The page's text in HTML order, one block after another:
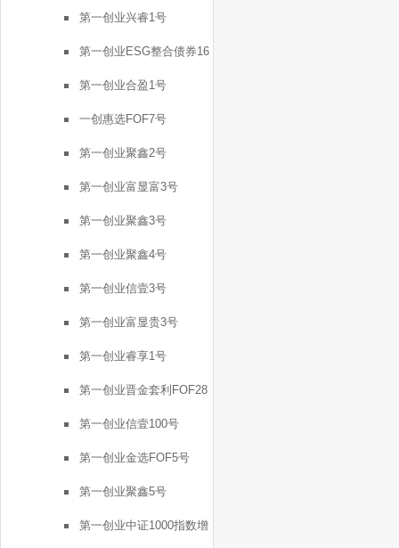
第一创业兴睿1号
第一创业ESG整合债券16
号
第一创业合盈1号
一创惠选FOF7号
第一创业聚鑫2号
第一创业富显富3号
第一创业聚鑫3号
第一创业聚鑫4号
第一创业信壹3号
第一创业富显贵3号
第一创业睿享1号
第一创业晋金套利FOF28
号
第一创业信壹100号
第一创业金选FOF5号
第一创业聚鑫5号
第一创业中证1000指数增